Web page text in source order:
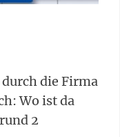
die Firma
Wo ist da
2